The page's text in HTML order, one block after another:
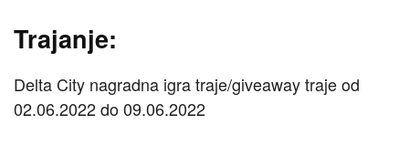
Trajanje:
Delta City nagradna igra traje/giveaway traje od
02.06.2022 do 09.06.2022